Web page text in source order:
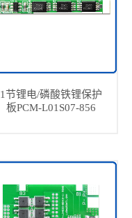
1节锂电/磷酸铁锂保护
板PCM-L01S07-856